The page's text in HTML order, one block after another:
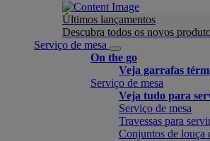
Últimos lançamentos
Descubra todos os novos
Serviço de mesa
On the go
Veja garrafas
Serviço de mesa
Veja tudo para
Serviço de mesa
Travessas para
Conjuntos de louça